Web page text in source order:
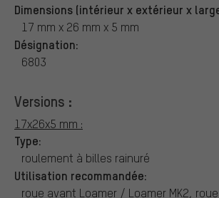
Dimensions (intérieur x extérieur x
17 mm x 26 mm x 5 mm
Désignation:
6803
Versions :
17x26x5 mm :
Type:
roulement à billes rainuré
Utilisation recommandée:
roue avant Loamer / Loamer MK2,